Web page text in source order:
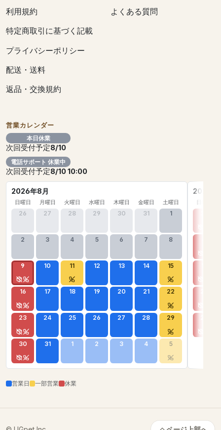
利用規約
特定商取引に基づく記載
プライバシーポリシー
配送・送料
返品・交換規約
よくある質問
営業カレンダー
本日休業
次回受付予定8/10
電話サポート 休業中
次回受付予定8/10 10:00
2026年8月
日曜日 月曜日 火曜日 水曜日 木曜日 金曜日 土曜日
26 27 28 29 30 31 1
2 3 4 5 6 7 8
9 10 11 12 13 14 15
16 17 18 19 20 21 22
23 24 25 26 27 28 29
30 31 1 2 3 4 5
2026年
日曜日
営業日 一部営業 休業